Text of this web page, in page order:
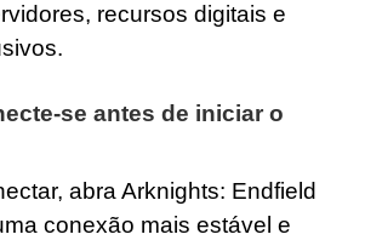
recursos digitais e
se antes de iniciar o
abra Arknights: Endfield
conexão mais estável e